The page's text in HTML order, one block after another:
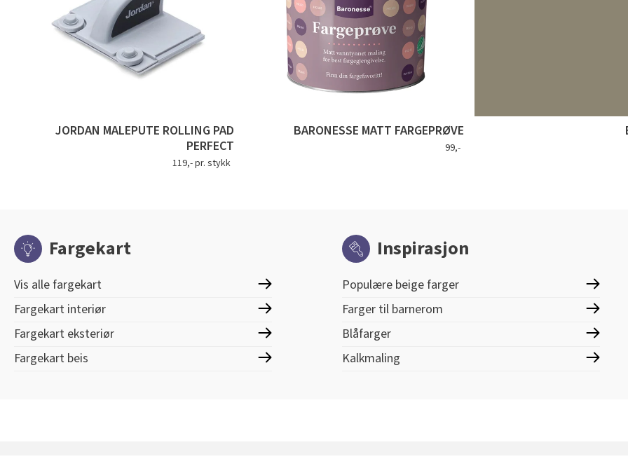
JORDAN MALEPUTE ROLLING PAD
PERFECT
119,- pr. stykk
BARONESSE MATT FARGEPRØVE
99,-
Fargekart
Vis alle fargekart
Fargekart interiør
Fargekart eksteriør
Fargekart beis
Inspirasjon
Populære beige farger
Farger til barnerom
Blåfarger
Kalkmaling